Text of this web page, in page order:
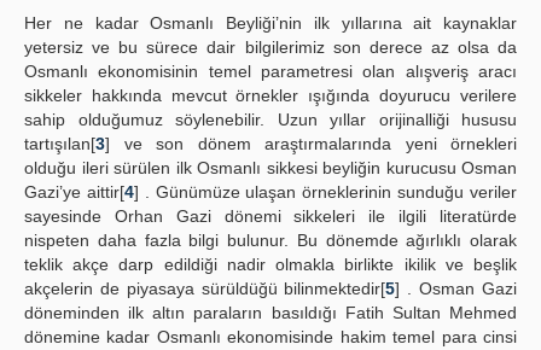
Her ne kadar Osmanlı Beyliği’nin ilk yıllarına ait kaynaklar
yetersiz ve bu sürece dair bilgilerimiz son derece az olsa da
Osmanlı ekonomisinin temel parametresi olan alışveriş aracı
sikkeler hakkında mevcut örnekler ışığında doyurucu verilere
sahip olduğumuz söylenebilir. Uzun yıllar orijinalliği hususu
tartışılan[3] ve son dönem araştırmalarında yeni örnekleri
olduğu ileri sürülen ilk Osmanlı sikkesi beyliğin kurucusu Osman
Gazi’ye aittir[4] . Günümüze ulaşan örneklerinin sunduğu veriler
sayesinde Orhan Gazi dönemi sikkeleri ile ilgili literatürde
nispeten daha fazla bilgi bulunur. Bu dönemde ağırlıklı olarak
teklik akçe darp edildiği nadir olmakla birlikte ikilik ve beşlik
akçelerin de piyasaya sürüldüğü bilinmektedir[5] . Osman Gazi
döneminden ilk altın paraların basıldığı Fatih Sultan Mehmed
dönemine kadar Osmanlı ekonomisinde hakim temel para cinsi